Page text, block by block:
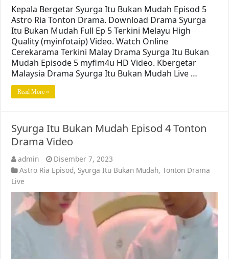
Kepala Bergetar Syurga Itu Bukan Mudah Episod 5
Astro Ria Tonton Drama. Download Drama Syurga
Itu Bukan Mudah Full Ep 5 Terkini Melayu High
Quality (myinfotaip) Video. Watch Online
Cerekarama Terkini Malay Drama Syurga Itu Bukan
Mudah Episode 5 myflm4u HD Video. Kbergetar
Malaysia Drama Syurga Itu Bukan Mudah Live …
Read More »
Syurga Itu Bukan Mudah Episod 4 Tonton
Drama Video
admin
Disember 7, 2023
Astro Ria Episod, Syurga Itu Bukan Mudah,Tonton Drama
Live